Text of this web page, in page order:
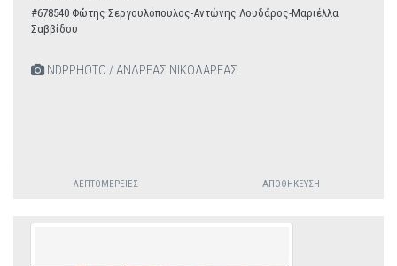
#678540 Φώτης Σεργουλόπουλος-Αντώνης Λουδάρος-Μαριέλλα
Σαββίδου
NDPPHOTO / ΑΝΔΡΕΑΣ ΝΙΚΟΛΑΡΕΑΣ
ΛΕΠΤΟΜΈΡΕΙΕΣ ΑΠΟΘΉΚΕΥΣΗ